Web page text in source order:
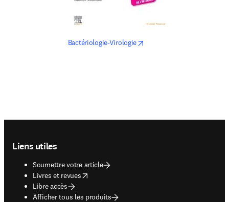
Bactériologie-Virologie
Liens utiles
Soumettre votre article
Livres et revues
opens in new tab/window
Libre accès
Afficher tous les produits